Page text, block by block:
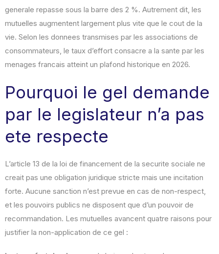
generale repasse sous la barre des 2 %. Autrement dit, les
mutuelles augmentent largement plus vite que le cout de la
vie. Selon les donnees transmises par les associations de
consommateurs, le taux d’effort consacre a la sante par les
menages francais atteint un plafond historique en 2026.
Pourquoi le gel demande
par le legislateur n’a pas
ete respecte
L’article 13 de la loi de financement de la securite sociale ne
creait pas une obligation juridique stricte mais une incitation
forte. Aucune sanction n’est prevue en cas de non-respect,
et les pouvoirs publics ne disposent que d’un pouvoir de
recommandation. Les mutuelles avancent quatre raisons pour
justifier la non-application de ce gel :